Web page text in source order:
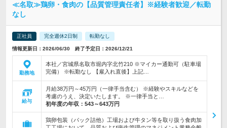
≪名取≫鶏卵・食肉の【品質管理責任者】※経験者歓迎／転勤
なし
正社員 完全週休2日制 転勤なし
情報更新日：2026/06/30 終了予定日：2026/12/21
勤務地
本社／宮城県名取市堀内字北竹210 ※マイカー通勤可（駐車場
完備） ※転勤なし 【雇入れ直後】上記…
給与
月給38万円～45万円（一律手当含む） ※経験やスキルなどを
考慮のうえ、決定いたします。 ※一律手当と…
初年度の年収： 543～643万円
鶏卵包装（パック詰他）工場および牛タン等を取り扱う食肉加